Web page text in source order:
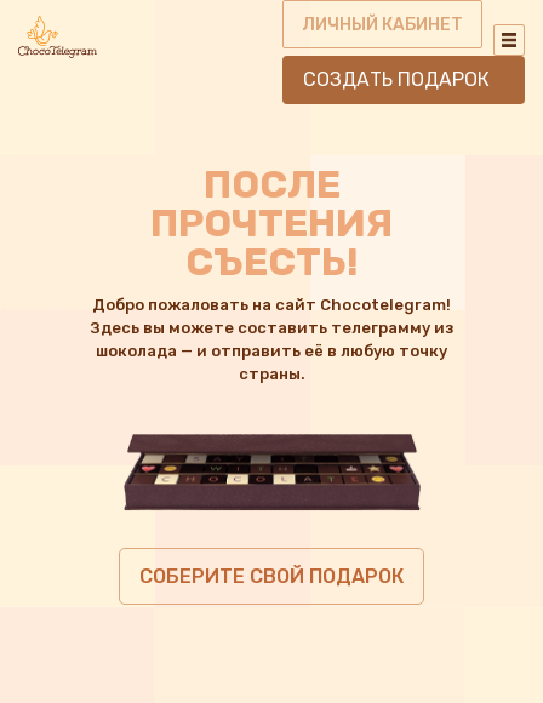
ЛИЧНЫЙ КАБИНЕТ
СОЗДАТЬ ПОДАРОК
ПОСЛЕ
ПРОЧТЕНИЯ
СЪЕСТЬ!
Добро пожаловать на сайт Chocotelegram!
Здесь вы можете составить телеграмму из
шоколада — и отправить её в любую точку
страны.
СОБЕРИТЕ СВОЙ ПОДАРОК